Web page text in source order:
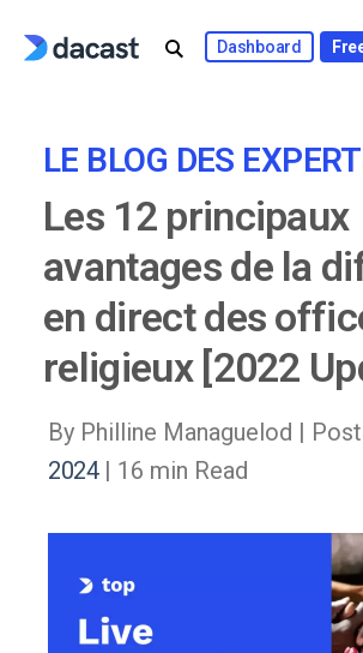
Dashboard
LE BLOG DES
Les 12 principaux
avantages de la
en direct des
religieux [2022
By Philline Managuelod |
2024| 16 min Read